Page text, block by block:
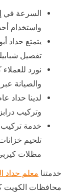
السرعة في
واستخدام
يتمتع حداد
تفصيل
نورد
والصيانة
لدينا حداد
وتركيب
خدمة تركيب
تلحيم
مظلات
خدمتنا معلم حداد
محافظات الكويت